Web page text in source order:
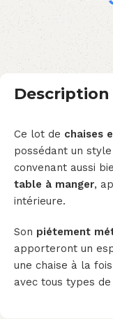
Description
Ce lot de chaises
possédant un
convenant aussi
table à manger,
intérieure.
Son piétement
apporteront un
une chaise à la fois
avec tous types